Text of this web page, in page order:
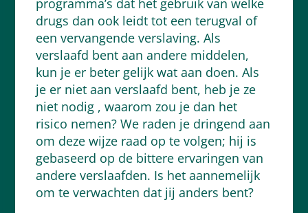
programma’s dat het gebruik van welke
drugs dan ook leidt tot een terugval of
een vervangende verslaving. Als
verslaafd bent aan andere middelen,
kun je er beter gelijk wat aan doen. Als
je er niet aan verslaafd bent, heb je ze
niet nodig , waarom zou je dan het
risico nemen? We raden je dringend aan
om deze wijze raad op te volgen; hij is
gebaseerd op de bittere ervaringen van
andere verslaafden. Is het aannemelijk
om te verwachten dat jij anders bent?